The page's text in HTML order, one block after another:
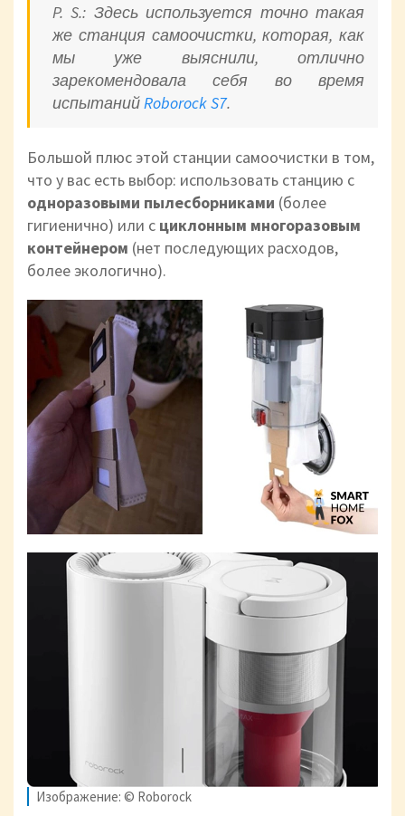
P. S.: Здесь используется точно такая
же станция самоочистки, которая, как
мы уже выяснили, отлично
зарекомендовала себя во время
испытанийRoborock S7.
Большой плюс этой станции самоочистки в том,
что у вас есть выбор: использовать станцию с
одноразовыми пылесборниками (более
гигиенично) или с циклонным многоразовым
контейнером (нет последующих расходов,
более экологично).
Изображение: © Roborock